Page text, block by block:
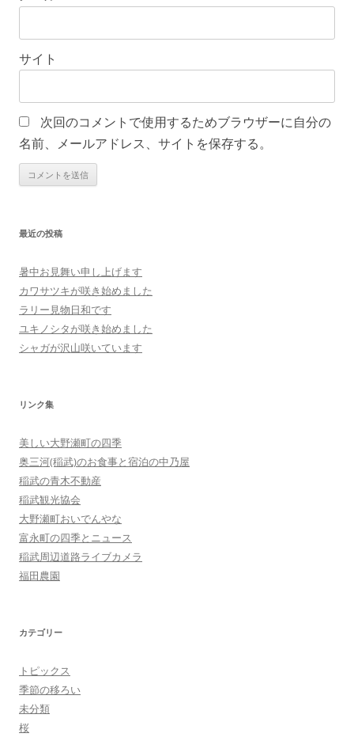
サイト
次回のコメントで使用するためブラウザーに自分の
名前、メールアドレス、サイトを保存する。
最近の投稿
暑中お見舞い申し上げます
カワサツキが咲き始めました
ラリー見物日和です
ユキノシタが咲き始めました
シャガが沢山咲いています
リンク集
美しい大野瀬町の四季
奥三河(稲武)のお食事と宿泊の中乃屋
稲武の青木不動産
稲武観光協会
大野瀬町おいでんやな
富永町の四季とニュース
稲武周辺道路ライブカメラ
福田農園
カテゴリー
トピックス
季節の移ろい
未分類
桜